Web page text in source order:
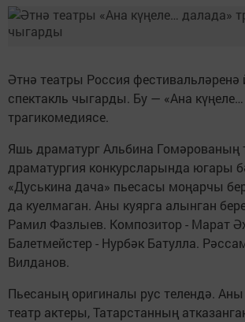
Әтнә театры Россия фестивальләренә
спектакль чыгарды. Бу — «Ана
трагикомедиясе.
Яшь драматург Альбина Гомәрованың
драматургия конкурсларында югары
«Дуськина дача» пьесасы моңарчы
да куелмаган. Аны куярга алынган
Рамил Фазлыев. Композитор - Марат
Балетмейстер - Нурбәк Батулла.
Вилданов.
Пьесаның оригиналы рус телендә. Аны
театр актеры, Татарстанның